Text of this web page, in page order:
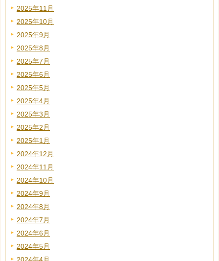
2025年11月
2025年10月
2025年9月
2025年8月
2025年7月
2025年6月
2025年5月
2025年4月
2025年3月
2025年2月
2025年1月
2024年12月
2024年11月
2024年10月
2024年9月
2024年8月
2024年7月
2024年6月
2024年5月